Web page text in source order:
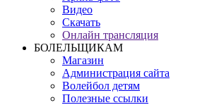
Видео
Скачать
Онлайн трансляция
БОЛЕЛЬЩИКАМ
Магазин
Администрация сайта
Волейбол детям
Полезные ссылки